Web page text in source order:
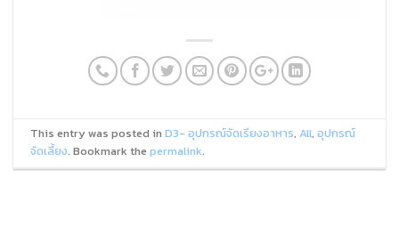
This entry was posted inD3- อุปกรณ์จัดเรียงอาหาร,All,อุปกรณ์
จัดเลี้ยง. Bookmark thepermalink.